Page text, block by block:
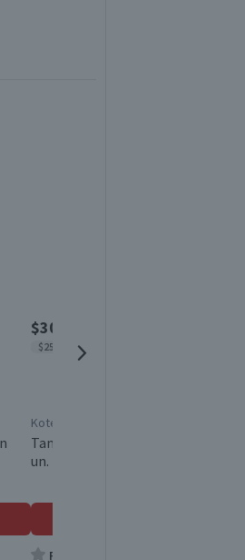
$3050
$254 x un
Kotex
Tampones Digitales Kotex Medio 12
un.
Producto sin calificar